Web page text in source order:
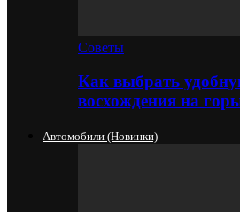
Советы
Как выбрать
восхождения на
Автомобили (новинки)